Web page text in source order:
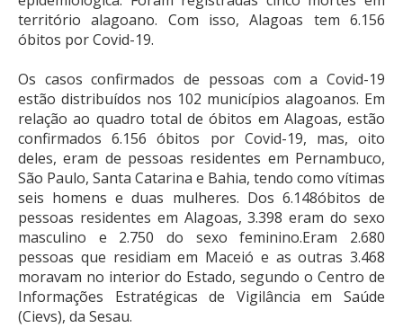
território alagoano. Com isso, Alagoas tem 6.156
óbitos por Covid-19.
Os casos confirmados de pessoas com a Covid-19
estão distribuídos nos 102 municípios alagoanos. Em
relação ao quadro total de óbitos em Alagoas, estão
confirmados 6.156 óbitos por Covid-19, mas, oito
deles, eram de pessoas residentes em Pernambuco,
São Paulo, Santa Catarina e Bahia, tendo como vítimas
seis homens e duas mulheres. Dos 6.148óbitos de
pessoas residentes em Alagoas, 3.398 eram do sexo
masculino e 2.750 do sexo feminino.Eram 2.680
pessoas que residiam em Maceió e as outras 3.468
moravam no interior do Estado, segundo o Centro de
Informações Estratégicas de Vigilância em Saúde
(Cievs), da Sesau.